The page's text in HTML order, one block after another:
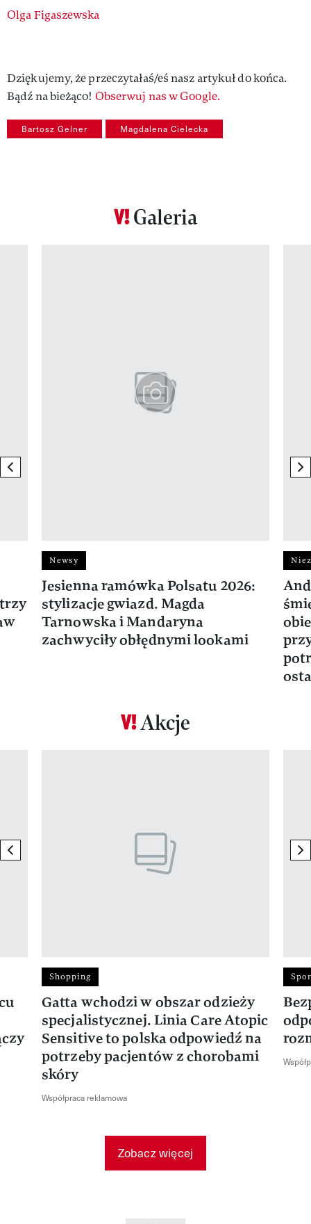
Authors
Olga Figaszewska
Dziękujemy, że przeczytałaś/eś nasz artykuł do końca.
Bądź na bieżąco! Obserwuj nas w Google.
Bartosz Gelner Magdalena Cielecka
Galeria
previous element
Newsy
Jesienna ramówka Polsatu 2026:
stylizacje gwiazd. Magda
Tarnowska i Mandaryna
zachwyciły obłędnymi lookami
Akcje
previous element
Shopping
Gatta wchodzi w obszar odzieży
specjalistycznej. Linia Care Atopic
Sensitive to polska odpowiedź na
potrzeby pacjentów z chorobami
skóry
Współpraca reklamowa
Zobacz więcej